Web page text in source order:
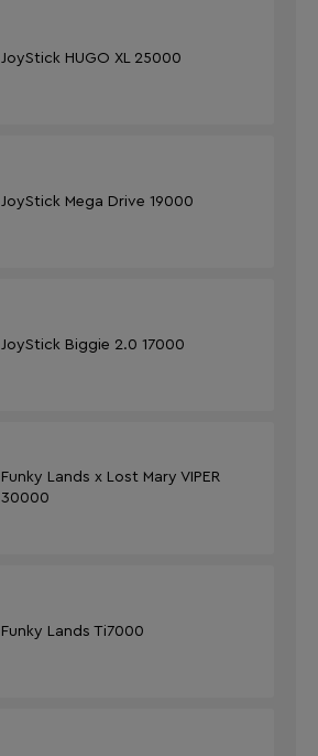
JoyStick HUGO XL 25000
JoyStick Mega Drive 19000
JoyStick Biggie 2.0 17000
Funky Lands x Lost Mary VIPER
30000
Funky Lands Ti7000